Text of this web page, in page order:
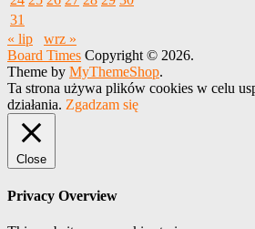
31
« lip
wrz »
Board Times Copyright © 2026.
Theme by MyThemeShop.
Ta strona używa plików cookies w celu
działania. Zgadzam się
Close
Privacy Overview